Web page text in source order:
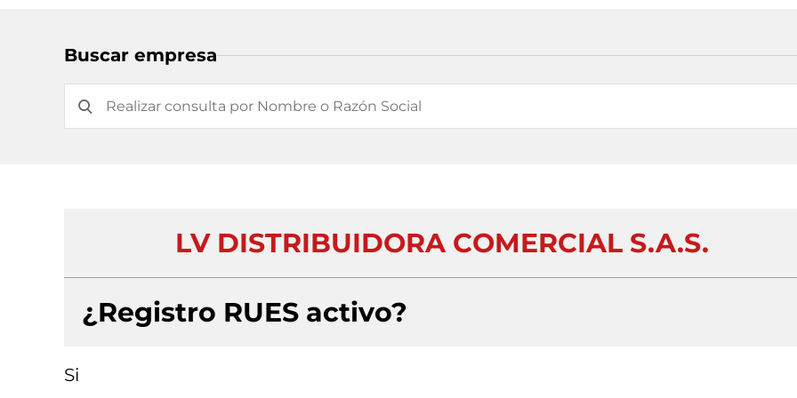
Buscar empresa
LV DISTRIBUIDORA COMERCIAL S.A.S.
¿Registro RUES activo?
Si